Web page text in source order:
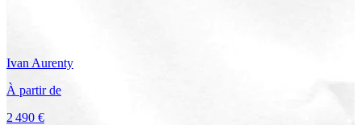
Ivan Aurenty
À partir de
2 490 €